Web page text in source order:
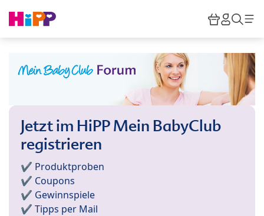
HiPP
Jetzt im HiPP Mein BabyClub
registrieren
✔️ Produktproben
✔️ Coupons
✔️ Gewinnspiele
✔️ Tipps per Mail